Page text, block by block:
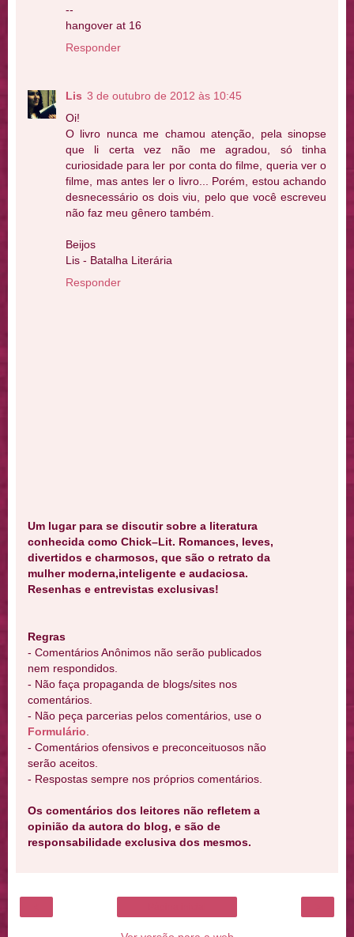
--
hangover at 16
Responder
Lis 3 de outubro de 2012 às 10:45
Oi!
O livro nunca me chamou atenção, pela sinopse
que li certa vez não me agradou, só tinha
curiosidade para ler por conta do filme, queria ver o
filme, mas antes ler o livro... Porém, estou achando
desnecessário os dois viu, pelo que você escreveu
não faz meu gênero também.
Beijos
Lis - Batalha Literária
Responder
Um lugar para se discutir sobre a literatura
conhecida como Chick–Lit. Romances, leves,
divertidos e charmosos, que são o retrato da
mulher moderna,inteligente e audaciosa.
Resenhas e entrevistas exclusivas!
Regras
- Comentários Anônimos não serão publicados
nem respondidos.
- Não faça propaganda de blogs/sites nos
comentários.
- Não peça parcerias pelos comentários, use o
Formulário
- Comentários ofensivos e preconceituosos não
serão aceitos.
- Respostas sempre nos próprios comentários.
Os comentários dos leitores não refletem a
opinião da autora do blog, e são de
responsabilidade exclusiva dos mesmos.